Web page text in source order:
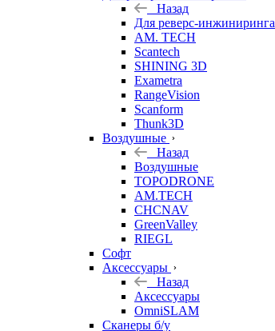
Назад
Для реверс-инжиниринга
AM. TECH
Scantech
SHINING 3D
Exametra
RangeVision
Scanform
Thunk3D
Воздушные
Назад
Воздушные
TOPODRONE
AM.TECH
CHCNAV
GreenValley
RIEGL
Софт
Аксессуары
Назад
Аксессуары
OmniSLAM
Сканеры б/у